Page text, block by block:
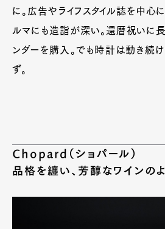
に。広告やライフスタイル誌を中心
ルマにも造詣が深い。還暦祝いに
ンダーを購入。でも時計は動き続
ず。
Chopard（ショパール）
品格を纏い、芳醇なワインの